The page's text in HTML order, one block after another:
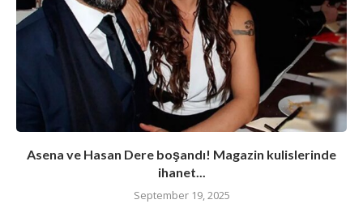
Asena ve Hasan Dere boşandı! Magazin kulislerinde
ihanet...
September 19, 2025